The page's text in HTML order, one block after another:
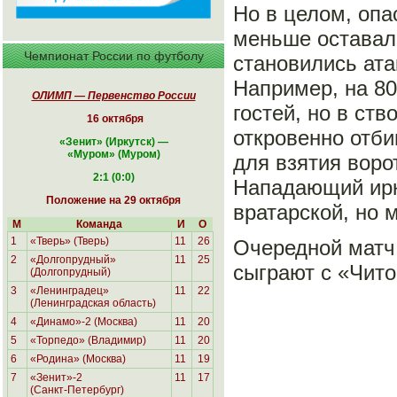
Чемпионат России по футболу
ОЛИМП — Первенство России
16 октября
«Зенит» (Иркутск) —
«Муром» (Муром)
2:1 (0:0)
Положение на 29 октября
М
Команда И
О
1
«Тверь» (Тверь) 11
26
2
«Долгопрудный»
(Долгопрудный)
11 25
3
«Ленинградец»
(Ленинградская область)
11 22
4 «Динамо»-2 (Москва) 11
20
5
«Торпедо» (Владимир) 11
20
6
«Родина» (Москва) 11
19
7
«Зенит»-2
(Санкт-Петербург)
11 17
Но в целом,
меньше
становились
Например, на
гостей, но в
откровенно
для взятия
Нападающий
вратарской, но
Очередной матч
сыграют с